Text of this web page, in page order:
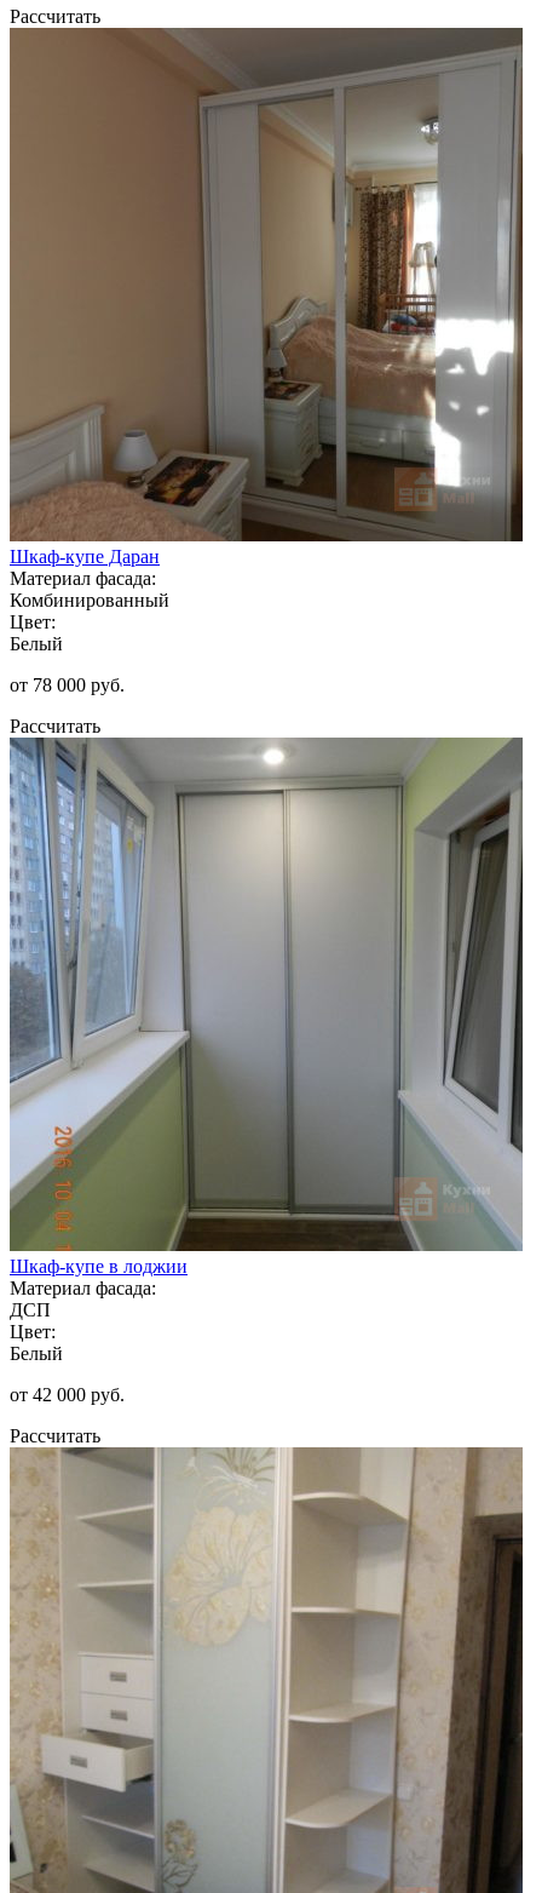
Рассчитать
Шкаф-купе Даран
Материал фасада:
Комбинированный
Цвет:
Белый
от 78 000 руб.
Рассчитать
Шкаф-купе в лоджии
Материал фасада:
ДСП
Цвет:
Белый
от 42 000 руб.
Рассчитать